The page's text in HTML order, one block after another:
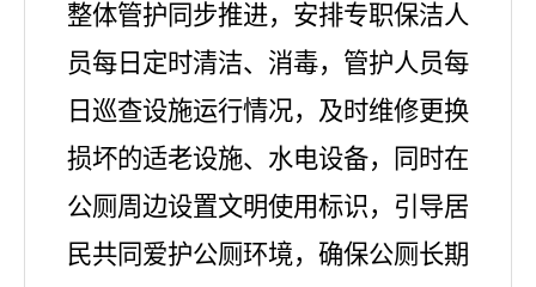
整体管护同步推进，安排专职保洁人
员每日定时清洁、消毒，管护人员每
日巡查设施运行情况，及时维修更换
损坏的适老设施、水电设备，同时在
公厕周边设置文明使用标识，引导居
民共同爱护公厕环境，确保公厕长期